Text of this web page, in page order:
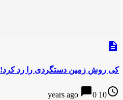
description
کی روش زمین دستگردی را رد کرد!
access_time
10 years ago
chat_bubble0